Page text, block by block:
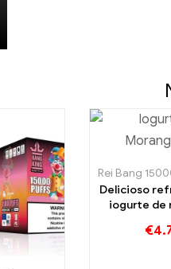
Rei Bang
Delicioso
iogurte de
15000
€